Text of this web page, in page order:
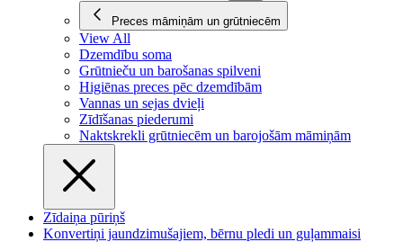
Preces māmiņām un grūtniecēm
View All
Dzemdību soma
Grūtnieču un barošanas spilveni
Higiēnas preces pēc dzemdībām
Vannas un sejas dvieļi
Zīdīšanas piederumi
Naktskrekli grūtniecēm un barojošām māmiņām
Zīdaiņa pūriņš
Konvertiņi jaundzimušajiem, bērnu pledi un guļammaisi